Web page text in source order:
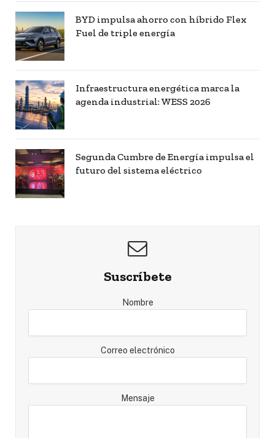
BYD impulsa ahorro con híbrido Flex
Fuel de triple energía
Infraestructura energética marca la
agenda industrial: WESS 2026
Segunda Cumbre de Energía impulsa el
futuro del sistema eléctrico
Suscríbete
Nombre
Correo electrónico
Mensaje